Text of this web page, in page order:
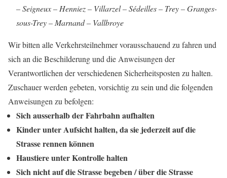
– Seigneux – Henniez – Villarzel – Sédeilles – Trey – Granges-
sous-Trey – Marnand – Vallbroye
Wir bitten alle Verkehrsteilnehmer vorausschauend zu fahren und
sich an die Beschilderung und die Anweisungen der
Verantwortlichen der verschiedenen Sicherheitsposten zu halten.
Zuschauer werden gebeten, vorsichtig zu sein und die folgenden
Anweisungen zu befolgen:
Sich ausserhalb der Fahrbahn aufhalten
Kinder unter Aufsicht halten, da sie jederzeit auf die
Strasse rennen können
Haustiere unter Kontrolle halten
Sich nicht auf die Strasse begeben / über die Strasse